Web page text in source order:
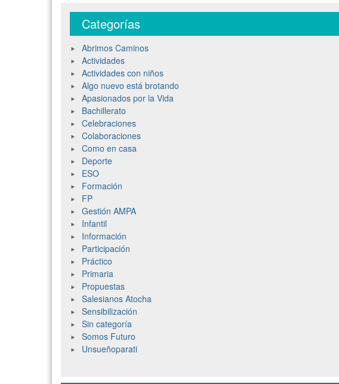
Categorías
Abrimos Caminos
Actividades
Actividades con niños
Algo nuevo está brotando
Apasionados por la Vida
Bachillerato
Celebraciones
Colaboraciones
Como en casa
Deporte
ESO
Formación
FP
Gestión AMPA
Infantil
Información
Participación
Práctico
Primaria
Propuestas
Salesianos Atocha
Sensibilización
Sin categoría
Somos Futuro
Unsueñoparati